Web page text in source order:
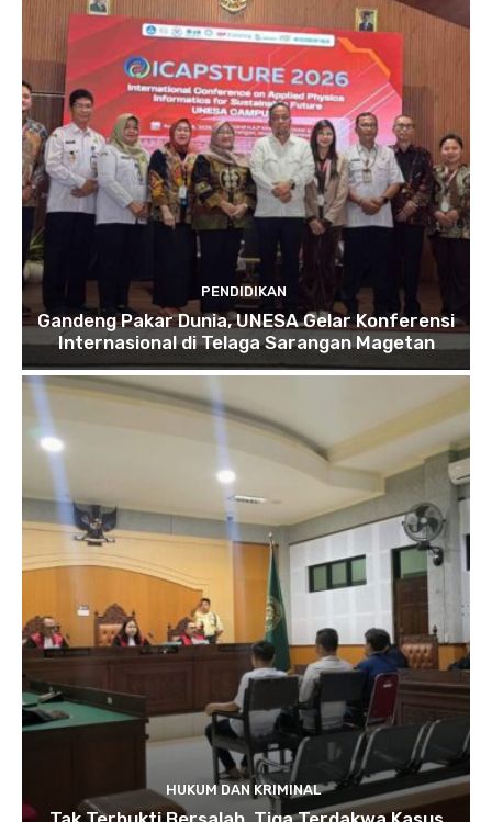
PENDIDIKAN
Gandeng Pakar Dunia, UNESA Gelar Konferensi
Internasional di Telaga Sarangan Magetan
HUKUM DAN KRIMINAL